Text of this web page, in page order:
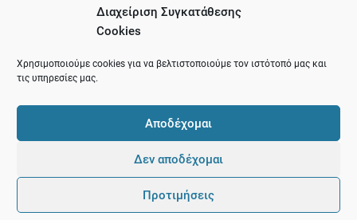
Διαχείριση Συγκατάθεσης
Cookies
Χρησιμοποιούμε cookies για να βελτιστοποιούμε τον ιστότοπό μας και
τις υπηρεσίες μας.
Αποδέχομαι
Δεν αποδέχομαι
Προτιμήσεις
Social Media
© 2021 Ιατρικός Σύλλογος Θεσσαλονίκης
Development and Hosting byPointer